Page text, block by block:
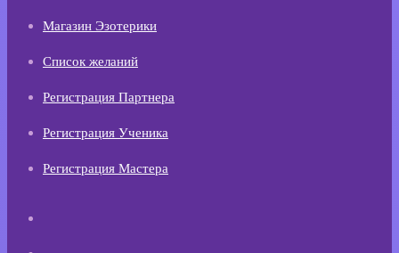
Магазин Эзотерики
Список желаний
Регистрация Партнера
Регистрация Ученика
Регистрация Мастера